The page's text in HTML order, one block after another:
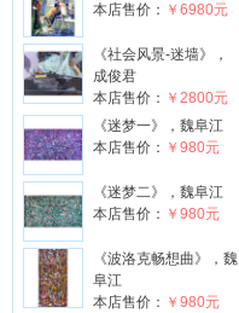
本店售价： ￥6980元
《社会风景-迷墙》，
成俊君
本店售价： ￥2800元
《迷梦一》，魏阜江
本店售价： ￥980元
《迷梦二》，魏阜江
本店售价： ￥980元
《波洛克畅想曲》，魏
阜江
本店售价： ￥980元